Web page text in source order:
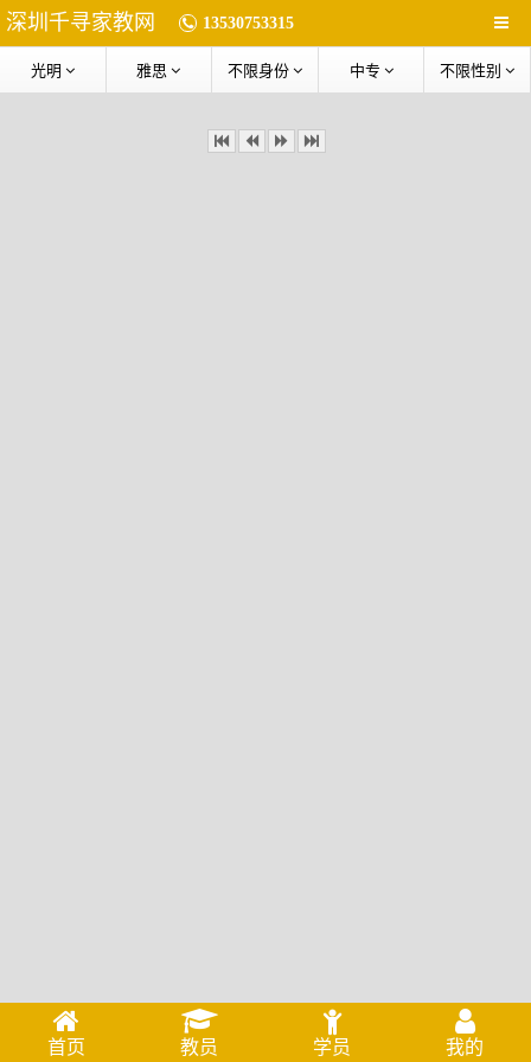
深圳千寻家教网 13530753315
光明 雅思 不限身份 中专 不限性别
首页 教员 学员 我的